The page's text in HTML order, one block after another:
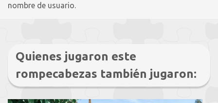
nombre de usuario.
Quienes jugaron este
rompecabezas también jugaron: